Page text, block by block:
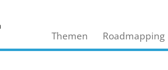
Themen Roadmapping